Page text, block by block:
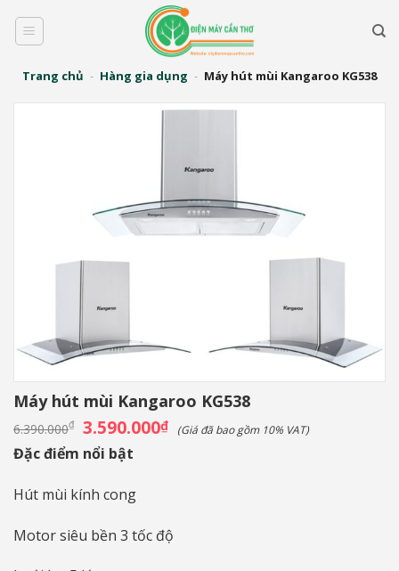
qua
dungTrang chủ - Hàng gia dụng - Máy hút mùi Kangaroo KG538
Máy hút mùi Kangaroo KG538
6.390.000₫ Giá
gốc
là:
6.390.000₫.
3.590.000₫Giá
hiện
(Giá đã bao gồm 10% VAT)
Đặc điểm nổi bật
Hút mùi kính cong
Motor siêu bền 3 tốc độ